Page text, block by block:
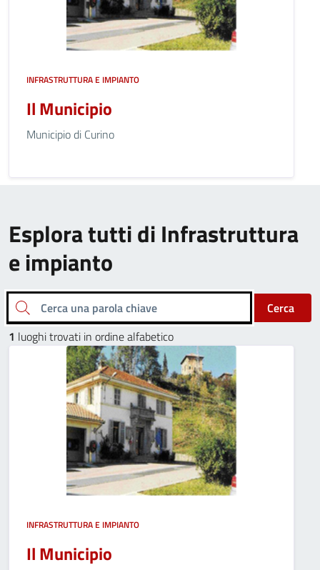
INFRASTRUTTURA E IMPIANTO
Il Municipio
Municipio di Curino
Esplora tutti di Infrastruttura
e impianto
Cerca una parola chiave
Cerca
1 luoghi trovati in ordine alfabetico
INFRASTRUTTURA E IMPIANTO
Il Municipio